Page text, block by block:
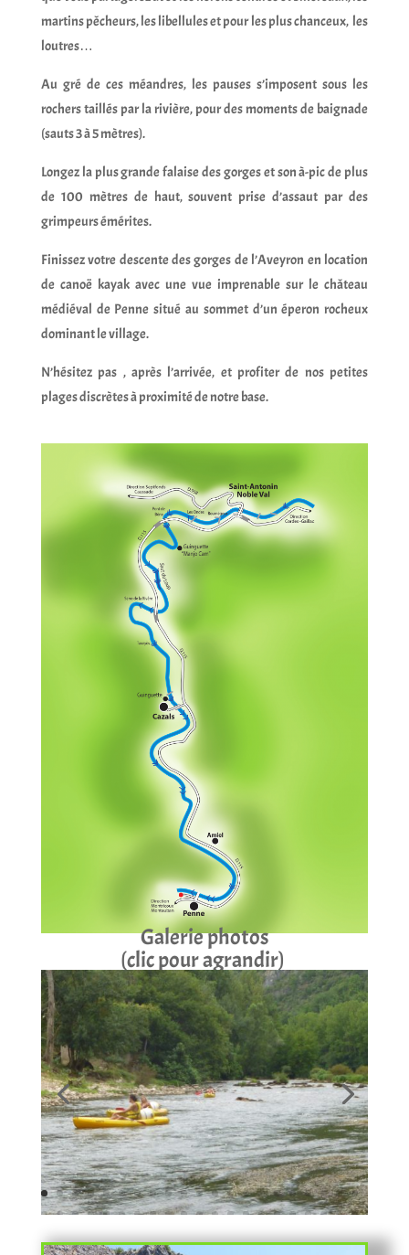
martins pêcheurs, les libellules et pour les plus chanceux, les
loutres…
Au gré de ces méandres, les pauses s’imposent sous les
rochers taillés par la rivière, pour des moments de baignade
(sauts 3 à 5 mètres).
Longez la plus grande falaise des gorges et son à-pic de plus
de 100 mètres de haut, souvent prise d’assaut par des
grimpeurs émérites.
Finissez votre descente des gorges de l’Aveyron en location
de canoë kayak avec une vue imprenable sur le château
médiéval de Penne situé au sommet d’un éperon rocheux
dominant le village.
N’hésitez pas , après l’arrivée, et profiter de nos petites
plages discrètes à proximité de notre base.
Galerie photos
(clic pour agrandir)